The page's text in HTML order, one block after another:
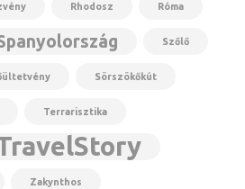
Rhodosz Róma
Szőlő
Sörszökőkút
Terrarisztika
Zakynthos